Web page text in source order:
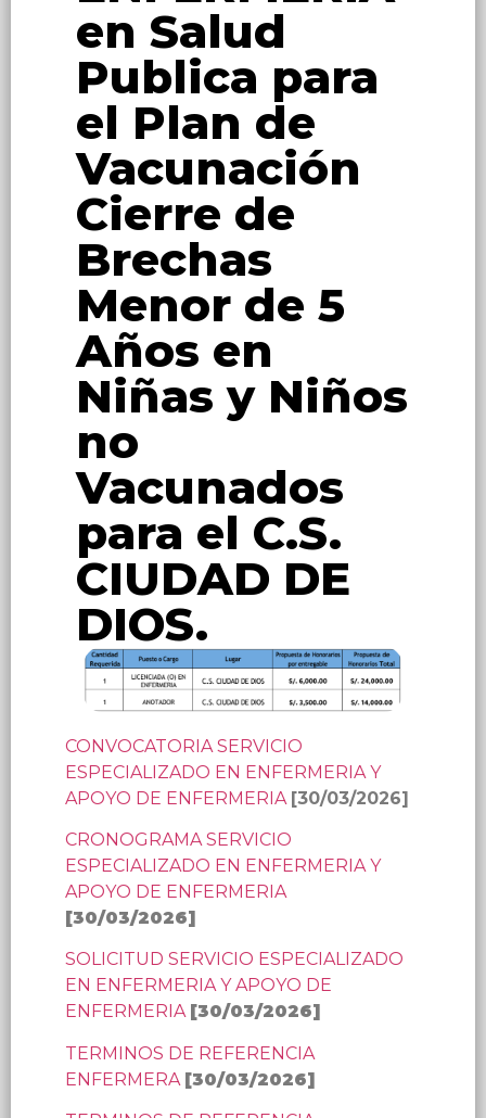
en Salud
Publica para
el Plan de
Vacunación
Cierre de
Brechas
Menor de 5
Años en
Niñas y Niños
no
Vacunados
para el C.S.
CIUDAD DE
DIOS.
CONVOCATORIA SERVICIO
ESPECIALIZADO EN ENFERMERIA Y
APOYO DE ENFERMERIA [30/03/2026]
CRONOGRAMA SERVICIO
ESPECIALIZADO EN ENFERMERIA Y
APOYO DE ENFERMERIA
[30/03/2026]
SOLICITUD SERVICIO ESPECIALIZADO
EN ENFERMERIA Y APOYO DE
ENFERMERIA [30/03/2026]
TERMINOS DE REFERENCIA
ENFERMERA [30/03/2026]